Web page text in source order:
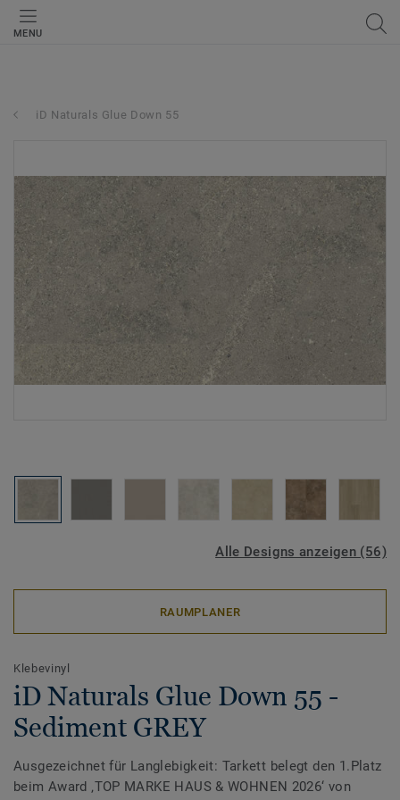
MENU
iD Naturals Glue Down 55
Alle Designs anzeigen (56)
RAUMPLANER
Klebevinyl
iD Naturals Glue Down 55 -
Sediment GREY
Ausgezeichnet für Langlebigkeit: Tarkett belegt den 1.Platz
beim Award ‚TOP MARKE HAUS & WOHNEN 2026‘ von